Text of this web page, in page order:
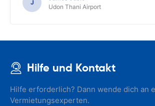
J
Udon Thani Airport
Hilfe und Kontakt
Hilfe erforderlich? Dann wende dich an
Vermietungsexperten.